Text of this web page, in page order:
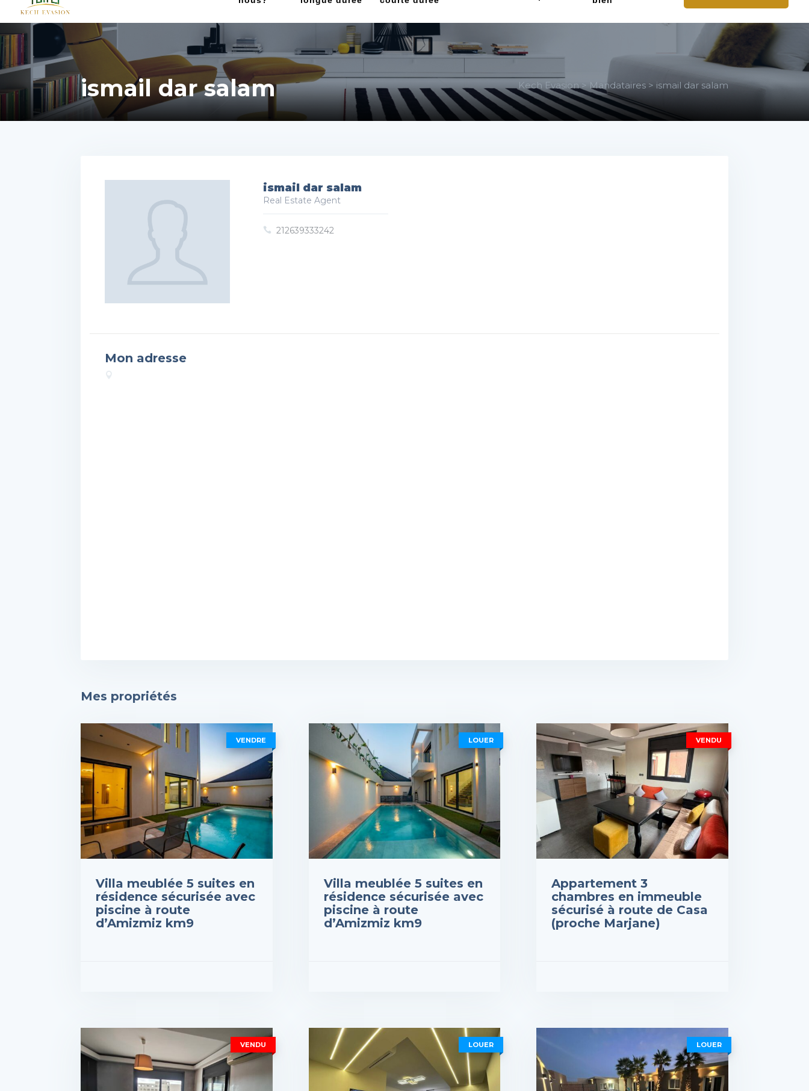
Kech Evasion> Mandataires> ismail dar salam
ismail dar salam
ismail dar salam
Real Estate Agent
 212639333242
Mon adresse

Mes propriétés
VENDRE
Villa meublée 5 suites en
résidence sécurisée avec
piscine à route
d’Amizmiz km9
LOUER
Villa meublée 5 suites en
résidence sécurisée avec
piscine à route
d’Amizmiz km9
VENDU
Appartement 3
chambres en immeuble
sécurisé à route de Casa
(proche Marjane)
VENDU LOUER LOUER